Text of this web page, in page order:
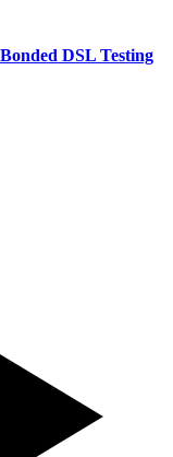
DSL Testing